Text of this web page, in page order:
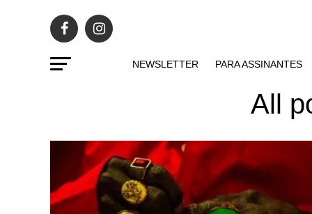
NEWSLETTER PARA ASSINANTES
All